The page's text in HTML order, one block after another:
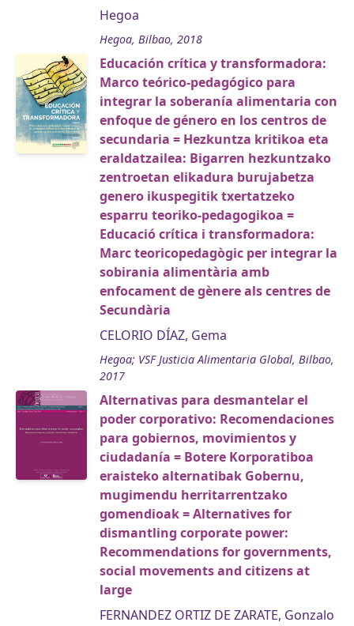
Hegoa
Hegoa, Bilbao, 2018
Educación crítica y transformadora:
Marco teórico-pedagógico para
integrar la soberanía alimentaria con
enfoque de género en los centros de
secundaria = Hezkuntza kritikoa eta
eraldatzailea: Bigarren hezkuntzako
zentroetan elikadura burujabetza
genero ikuspegitik txertatzeko
esparru teoriko-pedagogikoa =
Educació crítica i transformadora:
Marc teoricopedagògic per integrar la
sobirania alimentària amb
enfocament de gènere als centres de
Secundària
CELORIO DÍAZ, Gema
Hegoa; VSF Justicia Alimentaria Global, Bilbao,
2017
Alternativas para desmantelar el
poder corporativo: Recomendaciones
para gobiernos, movimientos y
ciudadanía = Botere Korporatiboa
eraisteko alternatibak Gobernu,
mugimendu herritarrentzako
gomendioak = Alternatives for
dismantling corporate power:
Recommendations for governments,
social movements and citizens at
large
FERNANDEZ ORTIZ DE ZARATE, Gonzalo